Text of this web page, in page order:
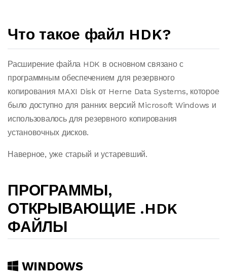
Что такое файл HDK?
Расширение файла HDK в основном связано с
программным обеспечением для резервного
копирования MAXI Disk от Herne Data Systems, которое
было доступно для ранних версий Microsoft Windows и
использовалось для резервного копирования
установочных дисков.
Наверное, уже старый и устаревший.
ПРОГРАММЫ,
ОТКРЫВАЮЩИЕ .HDK
ФАЙЛЫ
WINDOWS